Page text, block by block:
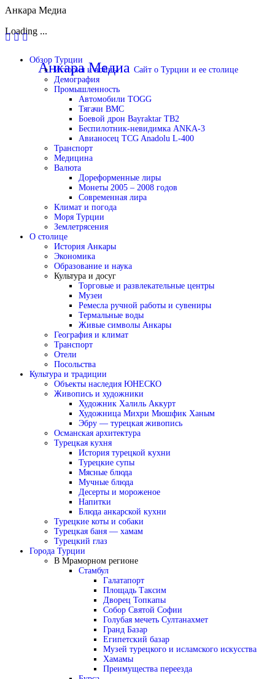
Анкара Медиа
Loading ...
содержимомуАнкара Медиа Сайт о Турции и ее столице
Обзор Турции
История и войны
Демография
Промышленность
Автомобили TOGG
Тягачи BMC
Боевой дрон Bayraktar TB2
Беспилотник-невидимка ANKA-3
Авианосец TCG Anadolu L-400
Транспорт
Медицина
Валюта
Дореформенные лиры
Монеты 2005 – 2008 годов
Современная лира
Климат и погода
Моря Турции
Землетрясения
О столице
История Анкары
Экономика
Образование и наука
Культура и досуг
Торговые и развлекательные центры
Музеи
Ремесла ручной работы и сувениры
Термальные воды
Живые символы Анкары
География и климат
Транспорт
Отели
Посольства
Культура и традиции
Объекты наследия ЮНЕСКО
Живопись и художники
Художник Халиль Аккурт
Художница Михри Мюшфик Ханым
Эбру — турецкая живопись
Османская архитектура
Турецкая кухня
История турецкой кухни
Турецкие супы
Мясные блюда
Мучные блюда
Десерты и мороженое
Напитки
Блюда анкарской кухни
Турецкие коты и собаки
Турецкая баня — хамам
Турецкий глаз
Города Турции
В Мраморном регионе
Стамбул
Галатапорт
Площадь Таксим
Дворец Топкапы
Собор Святой Софии
Голубая мечеть Султанахмет
Гранд Базар
Египетский базар
Музей турецкого и исламского искусства
Хамамы
Преимущества переезда